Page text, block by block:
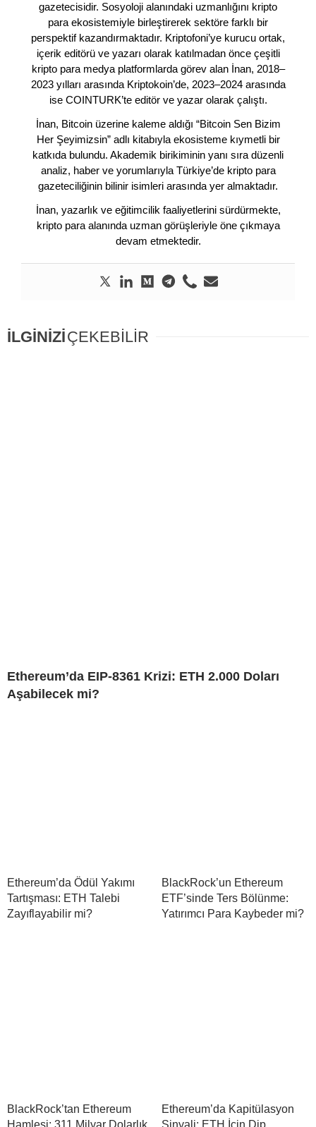
gazetecisidir. Sosyoloji alanındaki uzmanlığını kripto
para ekosistemiyle birleştirerek sektöre farklı bir
perspektif kazandırmaktadır. Kriptofoni’ye kurucu ortak,
içerik editörü ve yazarı olarak katılmadan önce çeşitli
kripto para medya platformlarda görev alan İnan, 2018–
2023 yılları arasında Kriptokoin’de, 2023–2024 arasında
ise COINTURK’te editör ve yazar olarak çalıştı.
İnan, Bitcoin üzerine kaleme aldığı “Bitcoin Sen Bizim
Her Şeyimizsin” adlı kitabıyla ekosisteme kıymetli bir
katkıda bulundu. Akademik birikiminin yanı sıra düzenli
analiz, haber ve yorumlarıyla Türkiye’de kripto para
gazeteciliğinin bilinir isimleri arasında yer almaktadır.
İnan, yazarlık ve eğitimcilik faaliyetlerini sürdürmekte,
kripto para alanında uzman görüşleriyle öne çıkmaya
devam etmektedir.
İLGİNİZİÇEKEBİLİR
Ethereum’da EIP-8361 Krizi: ETH 2.000 Doları
Aşabilecek mi?
Ethereum’da Ödül Yakımı
Tartışması: ETH Talebi
Zayıflayabilir mi?
BlackRock’un Ethereum
ETF’sinde Ters Bölünme:
Yatırımcı Para Kaybeder mi?
BlackRock’tan Ethereum
Hamlesi: 311 Milyar Dolarlık
Ethereum’da Kapitülasyon
Sinyali: ETH İçin Dip